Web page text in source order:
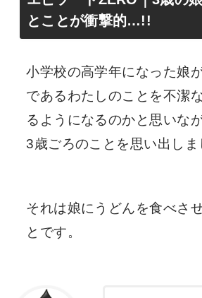
とことが衝撃的…!!
小学校の高学年になった娘
であるわたしのことを不潔
るようになるのかと思いな
3歳ごろのことを思い出しま
それは娘にうどんを食べさ
とです。